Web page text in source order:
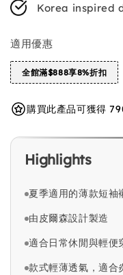
Korea inspired
適用優惠
全館滿$888享8%折扣
購買此產品可獲得
Highlights
夏季適用的薄款短袖
由皮爾森設計製造
適合日常休閒與輕便
款式輕薄透氣，適合